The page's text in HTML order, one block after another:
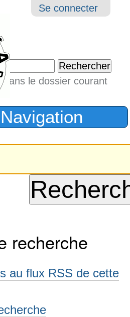
Outils
Se connecter
dans le dossier courant
recherche
au flux RSS de cette